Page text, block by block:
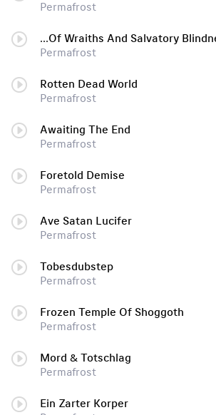
Permafrost
...Of Wraiths And Salvatory
Permafrost
Rotten Dead World
Permafrost
Awaiting The End
Permafrost
Foretold Demise
Permafrost
Ave Satan Lucifer
Permafrost
Tobesdubstep
Permafrost
Frozen Temple Of Shoggoth
Permafrost
Mord & Totschlag
Permafrost
Ein Zarter Korper